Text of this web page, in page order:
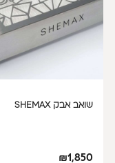
שואב אבק SHEMAX
₪1,850